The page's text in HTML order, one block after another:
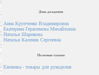
День рождения
Анна Крупченко Владимировна
Екатерина Герасимова Михайловна
Наталья Шарикова
Наталья Каленик Сергеевна
Полезные ссылки
Ежевика - товары для рукоделия